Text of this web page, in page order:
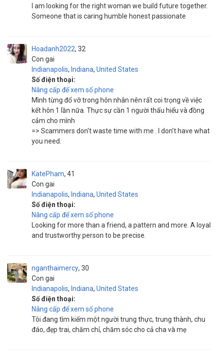
I am looking for the right woman we build future together.
Someone that is caring humble honest passionate
Hoadanh2022
Con gai
32
Indianapolis, Indiana, United States
Số điện thoại:
Nâng cấp để xem số phone
Mình từng đổ vỡ trong hôn nhân nên rất coi trọng về việc
kết hôn 1 lần nữa. Thực sự cần 1 người thấu hiểu và đồng
cảm cho mình
=> Scammers don't waste time with me . I don't have what
you need.
KatePham
Con gai
41
Indianapolis, Indiana, United States
Số điện thoại:
Nâng cấp để xem số phone
Looking for more than a friend, a pattern and more. A loyal
and trustworthy person to be precise.
nganthaimercy
Con gai
30
Indianapolis, Indiana, United States
Số điện thoại:
Nâng cấp để xem số phone
Tôi đang tìm kiếm một người trung thực, trung thành, chu
đáo, đẹp trai, chăm chỉ, chăm sóc cho cả cha và mẹ